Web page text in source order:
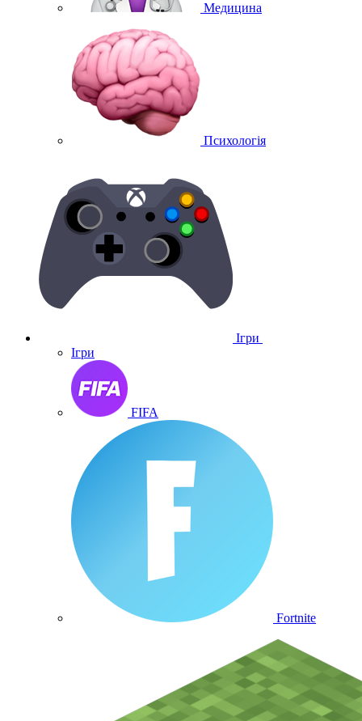
Медицина
Психологія
Ігри
Ігри
FIFA
Fortnite